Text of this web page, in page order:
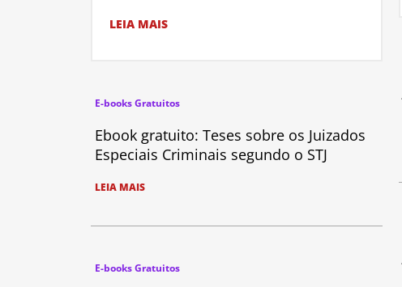
LEIA MAIS
E-books Gratuitos
Ebook gratuito: Teses sobre os Juizados
Especiais Criminais segundo o STJ
LEIA MAIS
E-books Gratuitos